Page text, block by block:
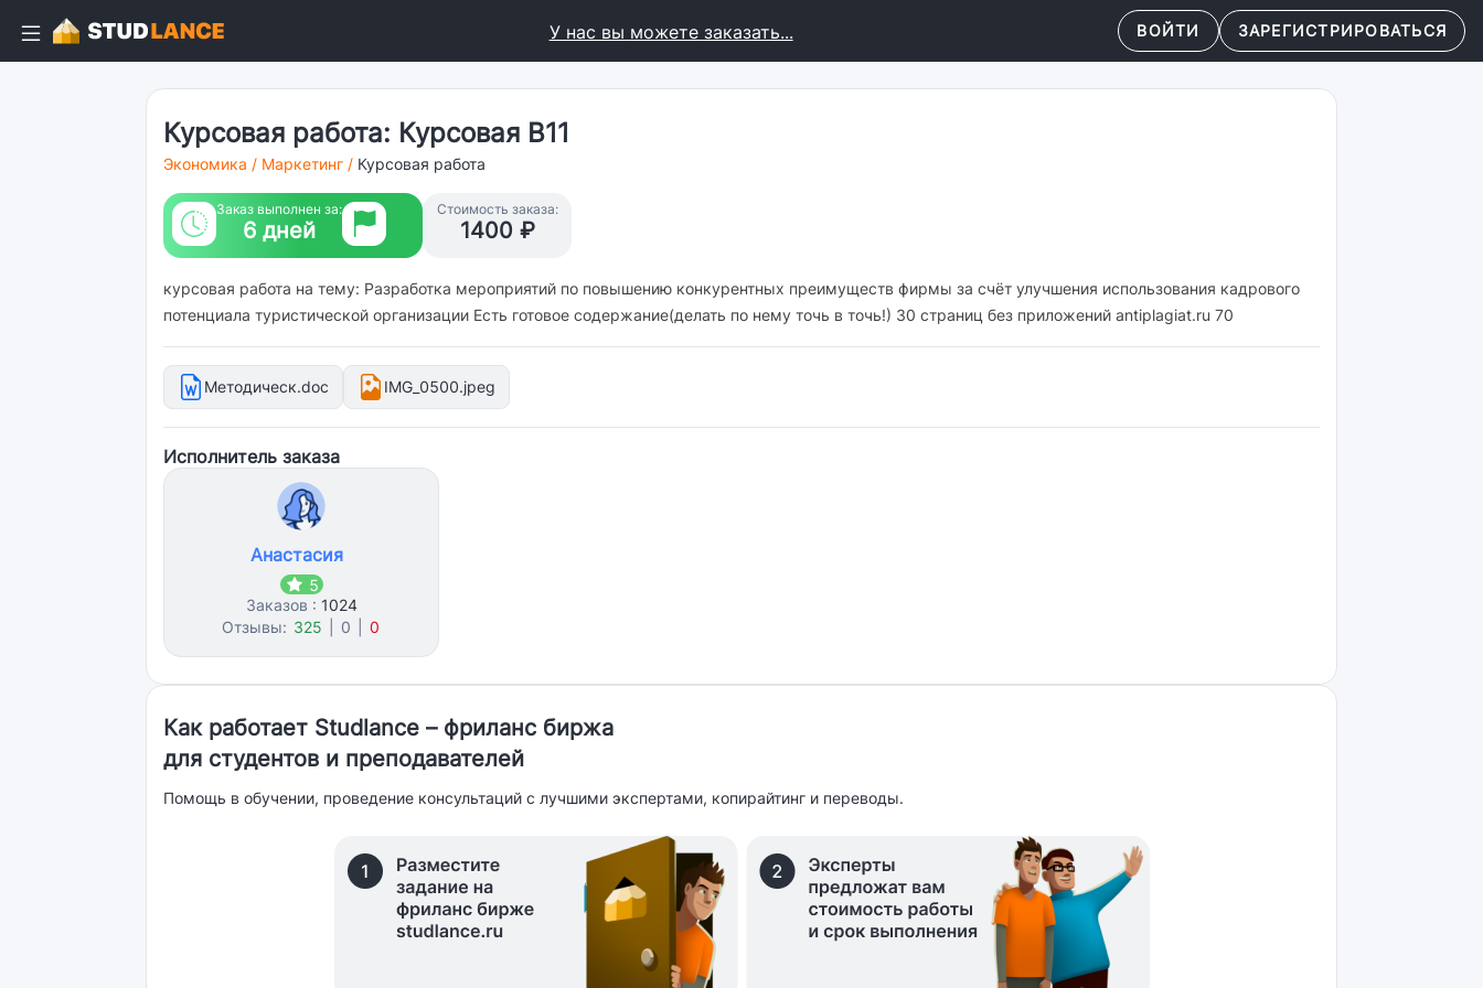
У нас вы можете заказать... ВОЙТИ ЗАРЕГИСТРИРОВАТЬСЯ
Курсовая работа: Курсовая В11
Экономика / Маркетинг / Курсовая работа
Заказ выполнен за:
6 дней
Стоимость заказа:
1400 ₽
курсовая работа на тему: Разработка мероприятий по повышению конкурентных преимуществ фирмы за счёт улучшения использования кадрового
потенциала туристической организации Есть готовое содержание(делать по нему точь в точь!) 30 страниц без приложений antiplagiat.ru 70
Методическ.doc IMG_0500.jpeg
Исполнитель заказа
Анастасия
5
Заказов : 1024
Отзывы: 325 0 0
Как работает Studlance – фриланс биржа
для студентов и преподавателей
Помощь в обучении, проведение консультаций с лучшими экспертами, копирайтинг и переводы.